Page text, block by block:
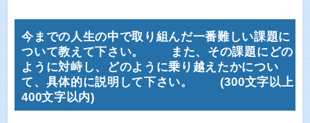
今までの人生の中で取り組んだ一番難しい課題に
ついて教えて下さい。 また、その課題にどの
ように対峙し、どのように乗り越えたかについ
て、具体的に説明して下さい。 (300文字以上
400文字以内)